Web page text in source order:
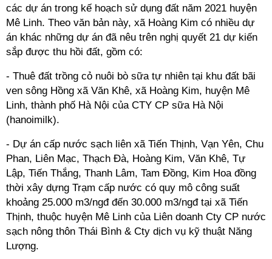
các dự án trong kế hoạch sử dụng đất năm 2021 huyện
Mê Linh. Theo văn bản này, xã Hoàng Kim có nhiều dự
án khác những dự án đã nêu trên nghị quyết 21 dự kiến
sắp được thu hồi đất, gồm có:
- Thuê đất trồng cỏ nuôi bò sữa tự nhiên tại khu đất bãi
ven sông Hồng xã Văn Khê, xã Hoàng Kim, huyện Mê
Linh, thành phố Hà Nội của CTY CP sữa Hà Nội
(hanoimilk).
- Dự án cấp nước sạch liên xã Tiến Thịnh, Vạn Yên, Chu
Phan, Liên Mạc, Thạch Đà, Hoàng Kim, Văn Khê, Tự
Lập, Tiến Thắng, Thanh Lâm, Tam Đồng, Kim Hoa đồng
thời xây dựng Trạm cấp nước có quy mô công suất
khoảng 25.000 m3/ngđ đến 30.000 m3/ngđ tại xã Tiến
Thịnh, thuộc huyện Mê Linh của Liên doanh Cty CP nước
sạch nông thôn Thái Bình & Cty dịch vụ kỹ thuật Năng
Lượng.